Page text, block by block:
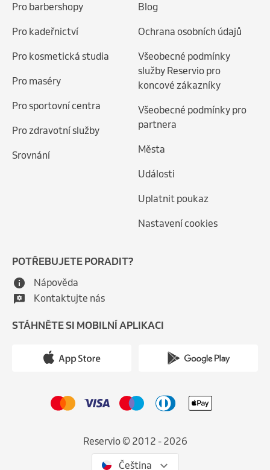
Pro barbershopy
Pro kadeřnictví
Pro kosmetická studia
Pro maséry
Pro sportovní centra
Pro zdravotní služby
Srovnání
Blog
Ochrana osobních údajů
Všeobecné podmínky
služby Reservio pro
koncové zákazníky
Všeobecné podmínky pro
partnera
Města
Události
Uplatnit poukaz
Nastavení cookies
POTŘEBUJETE PORADIT?
Nápověda
Kontaktujte nás
STÁHNĚTE SI MOBILNÍ APLIKACI
Reservio © 2012 - 2026
Čeština